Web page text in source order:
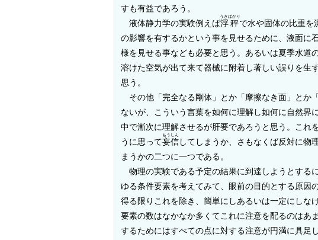
すも有益であろう。
液体静力学の実験例えば浮秤
うきばかり
で水や固体の比重を
の影響を有するかという事を見せるために、液面に
様を見せる事なども必要と思う。あるいは夏季水道
溶けた空気が出て来て器械に附着し著しい誤りを生
思う。
その他「完全なる剛体」とか「摩擦なき面」とか
ないが、こういう言葉を如何に理解し如何に自然界
中で漸次に理解させるが肝要であろうと思う。これ
うに思って妄信
もうしん
してしまうか、さもなくば反対に物
まうかの二つに一つである。
物理の実験である予定の結果に到達しようとする
ゆる条件要素を考えてみて、眼前の目的とする原因
得る限りこれを除き、簡単にしあるいは一定にしな
要素の数はなかなか多くてこれに注意を配るのはあ
するためにはすべての点に対する注意が円満に具足